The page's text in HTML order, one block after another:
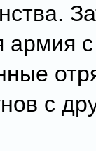
армия
с